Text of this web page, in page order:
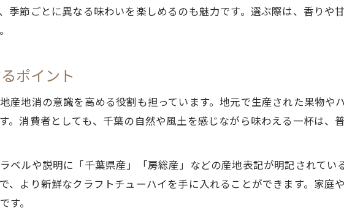
季節ごとに異なる味わいを楽しめるのも魅力です。選ぶ際は、香りや
ポイント
産地消の意識を高める役割も担っています。地元で生産された果物や
。消費者としても、千葉の自然や風土を感じながら味わえる一杯は、
ベルや説明に「千葉県産」「房総産」などの産地表記が明記されてい
、より新鮮なクラフトチューハイを手に入れることができます。家庭
す。